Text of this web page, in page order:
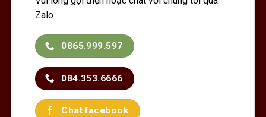
Zalo
0865.999.597
084.353.6666
Chat facebook